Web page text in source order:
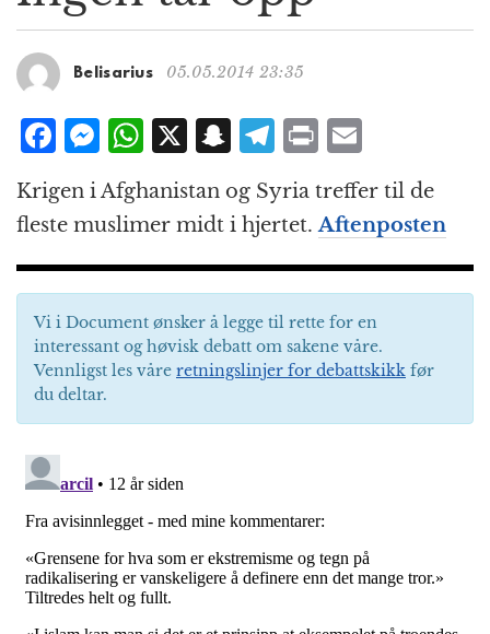
g
n
Belisarius 05.05.2014 23:35
F
c
e
b
o
o
k
M
ss
e
n
g
e
r
W
at
s
A
p
p
X S
a
p
c
h
at
T
el
e
g
r
a
m
P
n
t
m
ai
l
Krigen i Afghanistan og Syria treffer til de
fleste muslimer midt i hjertet.Aftenposten
Vi i Document ønsker å legge til rette for en
interessant og høvisk debatt om sakene våre.
Vennligst les våre retningslinjer for debattskikk før
du deltar.